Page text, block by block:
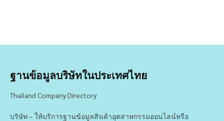
ฐานข้อมูลบริษัทในประเทศไทย
Thailand Company Directory
บริษัท – ให้บริการฐานข้อมูลสินค้าอุตสาหกรรมออนไลน์หรือ